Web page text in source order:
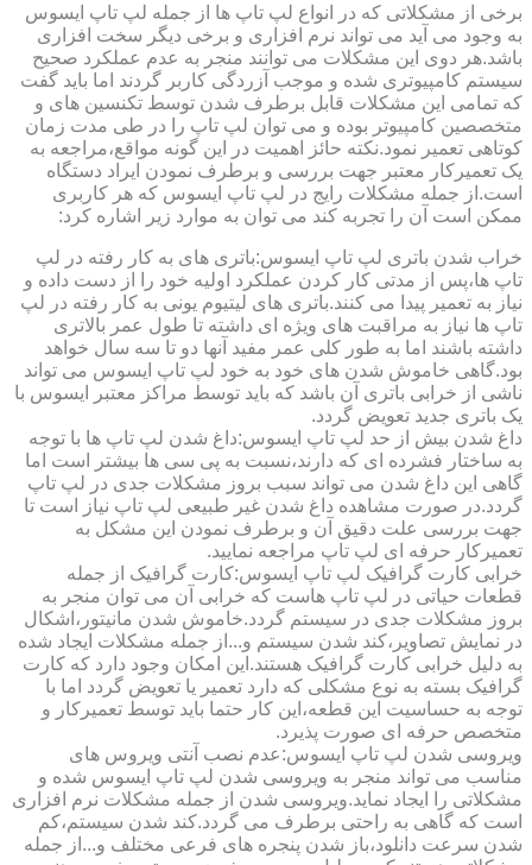
برخی از مشکلاتی که در انواع لپ تاپ ها از جمله لپ تاپ ایسوس
به وجود می آید می تواند نرم افزاری و برخی دیگر سخت افزاری
باشد.هر دوی این مشکلات می توانند منجر به عدم عملکرد صحیح
سیستم کامپیوتری شده و موجب آزردگی کاربر گردند اما باید گفت
که تمامی این مشکلات قابل برطرف شدن توسط تکنسین های و
متخصصین کامپیوتر بوده و می توان لپ تاپ را در طی مدت زمان
کوتاهی تعمیر نمود.نکته حائز اهمیت در این گونه مواقع،مراجعه به
یک تعمیرکار معتبر جهت بررسی و برطرف نمودن ایراد دستگاه
است.از جمله مشکلات رایج در لپ تاپ ایسوس که هر کاربری
ممکن است آن را تجربه کند می توان به موارد زیر اشاره کرد:
خراب شدن باتری لپ تاپ ایسوس:باتری های به کار رفته در لپ
تاپ ها،پس از مدتی کار کردن عملکرد اولیه خود را از دست داده و
نیاز به تعمیر پیدا می کنند.باتری های لیتیوم یونی به کار رفته در لپ
تاپ ها نیاز به مراقبت های ویژه ای داشته تا طول عمر بالاتری
داشته باشند اما به طور کلی عمر مفید آنها دو تا سه سال خواهد
بود.گاهی خاموش شدن های خود به خود لپ تاپ ایسوس می تواند
ناشی از خرابی باتری آن باشد که باید توسط مراکز معتبر ایسوس با
یک باتری جدید تعویض گردد.
داغ شدن بیش از حد لپ تاپ ایسوس:داغ شدن لپ تاپ ها با توجه
به ساختار فشرده ای که دارند،نسبت به پی سی ها بیشتر است اما
گاهی این داغ شدن می تواند سبب بروز مشکلات جدی در لپ تاپ
گردد.در صورت مشاهده داغ شدن غیر طبیعی لپ تاپ نیاز است تا
جهت بررسی علت دقیق آن و برطرف نمودن این مشکل به
تعمیرکار حرفه ای لپ تاپ مراجعه نمایید.
خرابی کارت گرافیک لپ تاپ ایسوس:کارت گرافیک از جمله
قطعات حیاتی در لپ تاپ هاست که خرابی آن می توان منجر به
بروز مشکلات جدی در سیستم گردد.خاموش شدن مانیتور،اشکال
در نمایش تصاویر،کند شدن سیستم و...از جمله مشکلات ایجاد شده
به دلیل خرابی کارت گرافیک هستند.این امکان وجود دارد که کارت
گرافیک بسته به نوع مشکلی که دارد تعمیر یا تعویض گردد اما با
توجه به حساسیت این قطعه،این کار حتما باید توسط تعمیرکار و
متخصص حرفه ای صورت پذیرد.
ویروسی شدن لپ تاپ ایسوس:عدم نصب آنتی ویروس های
مناسب می تواند منجر به ویروسی شدن لپ تاپ ایسوس شده و
مشکلاتی را ایجاد نماید.ویروسی شدن از جمله مشکلات نرم افزاری
است که گاهی به راحتی برطرف می گردد.کند شدن سیستم،کم
شدن سرعت دانلود،باز شدن پنجره های فرعی مختلف و...از جمله